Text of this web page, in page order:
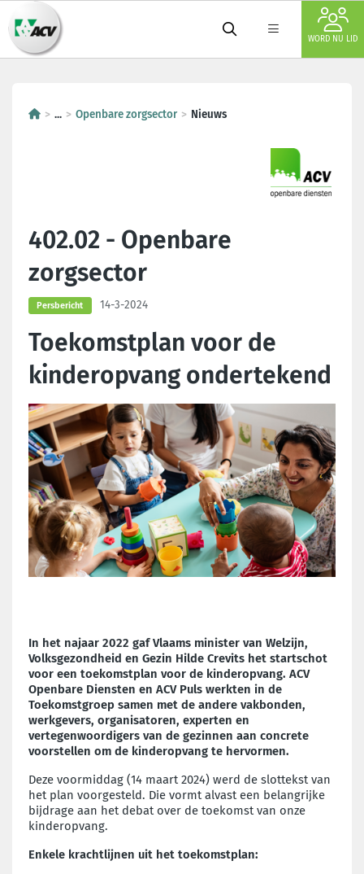
WORD NU LID
... Openbare zorgsector Nieuws
402.02 - Openbare
zorgsector
Persbericht 14-3-2024
Toekomstplan voor de
kinderopvang ondertekend
In het najaar 2022 gaf Vlaams minister van Welzijn,
Volksgezondheid en Gezin Hilde Crevits het startschot
voor een toekomstplan voor de kinderopvang. ACV
Openbare Diensten en ACV Puls werkten in de
Toekomstgroep samen met de andere vakbonden,
werkgevers, organisatoren, experten en
vertegenwoordigers van de gezinnen aan concrete
voorstellen om de kinderopvang te hervormen.
Deze voormiddag (14 maart 2024) werd de slottekst van
het plan voorgesteld. Die vormt alvast een belangrijke
bijdrage aan het debat over de toekomst van onze
kinderopvang.
Enkele krachtlijnen uit het toekomstplan: